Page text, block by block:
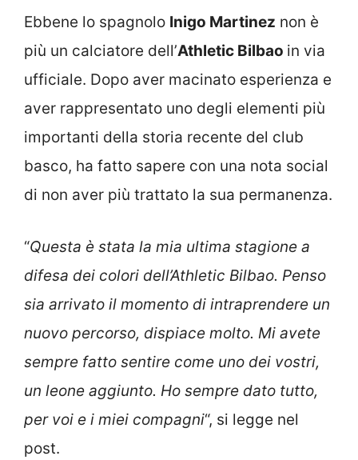
Ebbene lo spagnolo Inigo Martinez non è
più un calciatore dell’Athletic Bilbao in via
ufficiale. Dopo aver macinato esperienza e
aver rappresentato uno degli elementi più
importanti della storia recente del club
basco, ha fatto sapere con una nota social
di non aver più trattato la sua permanenza.
“Questa è stata la mia ultima stagione a
difesa dei colori dell’Athletic Bilbao. Penso
sia arrivato il momento di intraprendere un
nuovo percorso, dispiace molto. Mi avete
sempre fatto sentire come uno dei vostri,
un leone aggiunto. Ho sempre dato tutto,
per voi e i miei compagni“, si legge nel
post.